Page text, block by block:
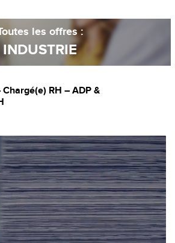
les offres :
INDUSTRIE
Chargé(e) RH – ADP &